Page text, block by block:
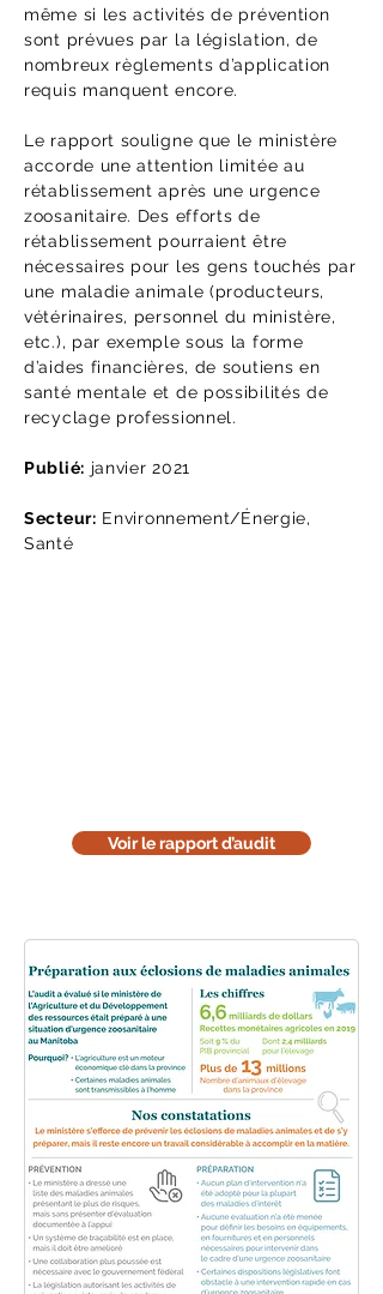
même si les activités de prévention
sont prévues par la législation, de
nombreux règlements d’application
requis manquent encore.
Le rapport souligne que le ministère
accorde une attention limitée au
rétablissement après une urgence
zoosanitaire. Des efforts de
rétablissement pourraient être
nécessaires pour les gens touchés par
une maladie animale (producteurs,
vétérinaires, personnel du ministère,
etc.), par exemple sous la forme
d’aides financières, de soutiens en
santé mentale et de possibilités de
recyclage professionnel.
Publié: janvier 2021
Secteur: Environnement/Énergie,
Santé
Voir le rapport d’audit